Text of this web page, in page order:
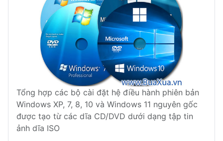
Tổng hợp các bộ cài đặt hệ điều hành phiên bản
Windows XP, 7, 8, 10 và Windows 11 nguyên gốc
được tạo từ các dĩa CD/DVD dưới dạng tập tin
ảnh dĩa ISO